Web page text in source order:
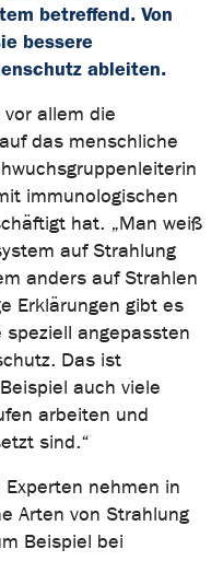
betreffend. Von
bessere
ableiten.
allem die
das menschliche
immunologischen
hat. „Man weiß
auf Strahlung
anders auf Strahlen
Erklärungen gibt es
angepassten
Das ist
auch viele
arbeiten und
sind.“
nehmen in
Arten von Strahlung
Beispiel bei